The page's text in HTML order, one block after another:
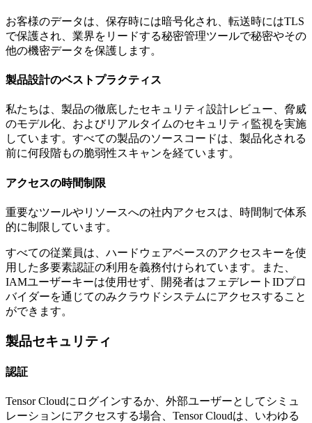
お客様のデータは、保存時には暗号化され、転送時にはTLS
で保護され、業界をリードする秘密管理ツールで秘密やその
他の機密データを保護します。
製品設計のベストプラクティス
私たちは、製品の徹底したセキュリティ設計レビュー、脅威
のモデル化、およびリアルタイムのセキュリティ監視を実施
しています。すべての製品のソースコードは、製品化される
前に何段階もの脆弱性スキャンを経ています。
アクセスの時間制限
重要なツールやリソースへの社内アクセスは、時間制で体系
的に制限しています。
すべての従業員は、ハードウェアベースのアクセスキーを使
用した多要素認証の利用を義務付けられています。また、
IAMユーザーキーは使用せず、開発者はフェデレートIDプロ
バイダーを通じてのみクラウドシステムにアクセスすること
ができます。
製品セキュリティ
認証
Tensor Cloudにログインするか、外部ユーザーとしてシミュ
レーションにアクセスする場合、Tensor Cloudは、いわゆる